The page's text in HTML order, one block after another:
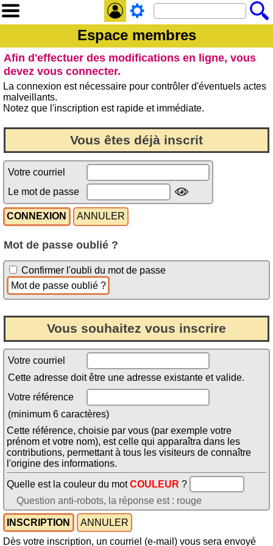
Espace membres
Afin d'effectuer des modifications en ligne, vous
devez vous connecter.
La connexion est nécessaire pour contrôler d'éventuels actes
malveillants.
Notez que l'inscription est rapide et immédiate.
Vous êtes déjà inscrit
Votre courriel
Le mot de passe
Mot de passe oublié ?
Confirmer l'oubli du mot de passe
Vous souhaitez vous inscrire
Votre courriel
Cette adresse doit être une adresse existante et valide.
Votre référence
(minimum 6 caractères)
Cette référence, choisie par vous (par exemple votre
prénom et votre nom), est celle qui apparaîtra dans les
contributions, permettant à tous les visiteurs de connaître
l'origine des informations.
Quelle est la couleur du motCOULEUR ?
Question anti-robots, la réponse est : rouge
Dès votre inscription, un courriel (e-mail) vous sera envoyé